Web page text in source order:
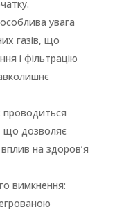
увага
газів, що
і фільтрацію
проводиться
що дозволяє
на здоров’я
вимкнення: